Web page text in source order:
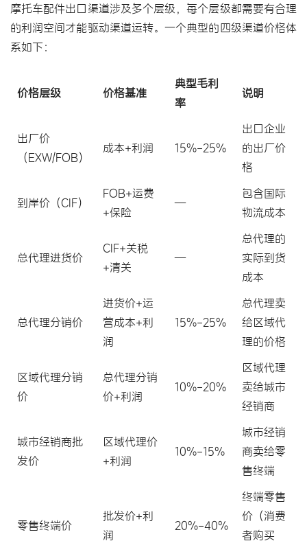
摩托车配件出口渠道涉及多个层级，每个层级都需要有合理
的利润空间才能驱动渠道运转。一个典型的四级渠道价格体
系如下：
价格层级 价格基准
典型毛利
率
说明
出厂价
（EXW/FOB）
成本+利润 15%-25%
出口企业
的出厂价
格
到岸价（CIF）
FOB+运费
+保险
—
包含国际
物流成本
总代理进货价
CIF+关税
+清关
—
总代理的
实际到货
成本
总代理分销价
进货价+运
营成本+利
润
15%-25%
总代理卖
给区域代
理的价格
区域代理分销
价
总代理分销
价+利润
10%-20%
区域代理
卖给城市
经销商
城市经销商批
发价
区域代理价
+利润
10%-15%
城市经销
商卖给零
售终端
零售终端价
批发价+利
润
20%-40%
终端零售
价（消费
者购买